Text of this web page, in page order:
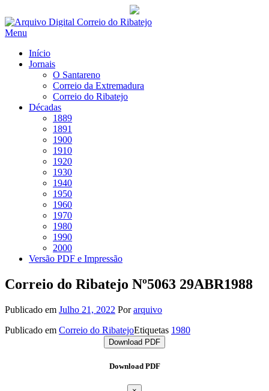
Saltar
para
Menu
Início
Jornais
O Santareno
Correio da Extremadura
Correio do Ribatejo
Décadas
1889
1891
1900
1910
1920
1930
1940
1950
1960
1970
1980
1990
2000
Versão PDF e Impressão
Correio do Ribatejo Nº5063 29ABR1988
Publicado em Julho 21, 2022 Porarquivo
Publicado em Correio do RibatejoEtiquetas 1980
Download PDF
Download PDF